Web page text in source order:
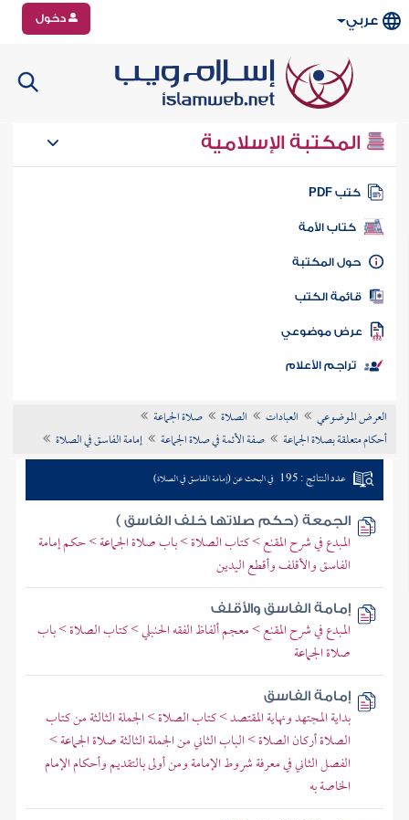
عربي دخول
المكتبة الإسلامية
كتب PDF
كتاب الأمة
المكتبة
الكتب
موضوعي
تراجم الأعلام
العرض الموضوعي العبادات الصلاة
صلاة الجماعة
أحكام متعلقة بصلاة الجماعة
صفة الأئمة في صلاة الجماعة إمامة الفاسق في الصلاة
عدد النتائج : 195 في البحث عن (إمامة الفاسق في الصلاة)
الجمعة (حكم صلاتها خلف الفاسق )
المبدع في شرح المقنع > كتاب الصلاة > باب صلاة الجماعة > حكم إمامة
الفاسق والأقلف وأقطع اليدين
إمامة الفاسق والأقلف
المبدع في شرح المقنع > معجم ألفاظ الفقه الحنبلي > كتاب الصلاة > باب
صلاة الجماعة
إمامة الفاسق
بداية المجتهد ونهاية المقتصد > كتاب الصلاة > الجملة الثالثة من كتاب
الصلاة أركان الصلاة > الباب الثاني من الجملة الثالثة صلاة الجماعة >
الفصل الثاني في معرفة شروط الإمامة ومن أولى بالتقديم وأحكام الإمام
الخاصة به